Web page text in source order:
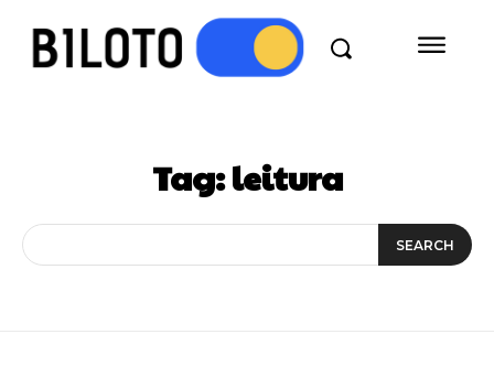
Tag:leitura
SEARCH